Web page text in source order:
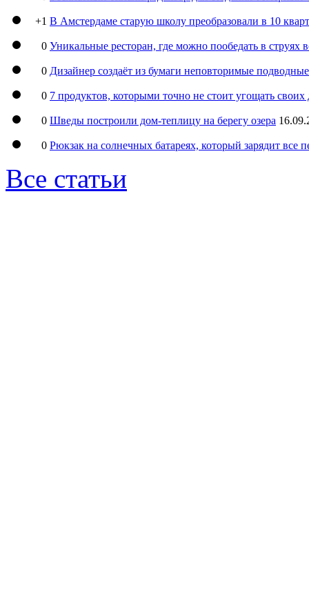
+1 В Амстердаме старую школу преобразовали в 10
0 Уникальные ресторан, где можно пообедать в струях
0 Дизайнер создаёт из бумаги неповторимые
0 7 продуктов, которыми точно не стоит угощать
0 Шведы построили дом-теплицу на берегу озера
0 Рюкзак на солнечных батареях, который зарядит все
Все статьи